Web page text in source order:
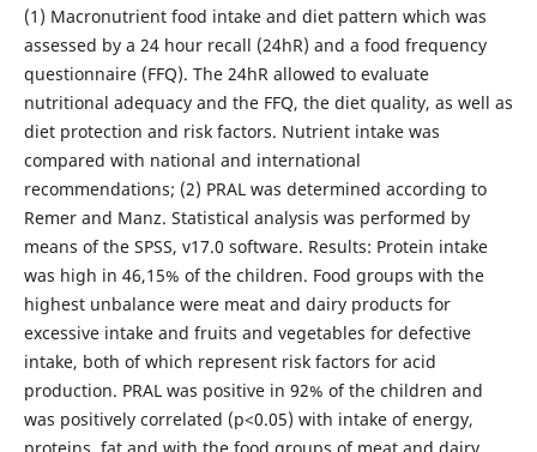
(1) Macronutrient food intake and diet pattern which was
assessed by a 24 hour recall (24hR) and a food frequency
questionnaire (FFQ). The 24hR allowed to evaluate
nutritional adequacy and the FFQ, the diet quality, as well as
diet protection and risk factors. Nutrient intake was
compared with national and international
recommendations; (2) PRAL was determined according to
Remer and Manz. Statistical analysis was performed by
means of the SPSS, v17.0 software. Results: Protein intake
was high in 46,15% of the children. Food groups with the
highest unbalance were meat and dairy products for
excessive intake and fruits and vegetables for defective
intake, both of which represent risk factors for acid
production. PRAL was positive in 92% of the children and
was positively correlated (p<0.05) with intake of energy,